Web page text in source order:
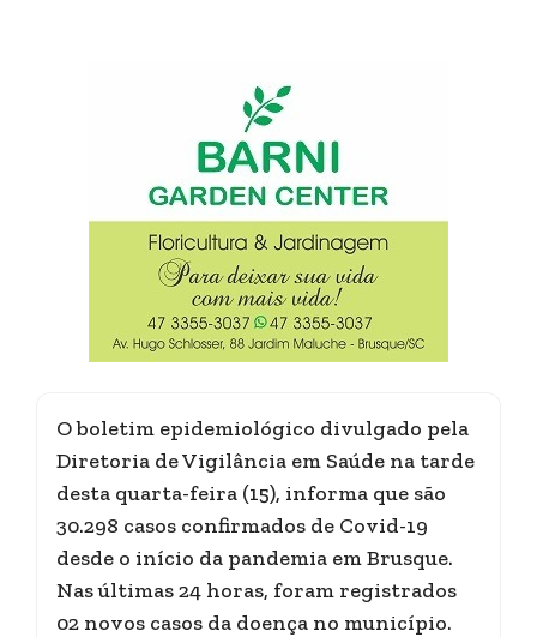
O boletim epidemiológico divulgado pela
Diretoria de Vigilância em Saúde na tarde
desta quarta-feira (15), informa que são
30.298 casos confirmados de Covid-19
desde o início da pandemia em Brusque.
Nas últimas 24 horas, foram registrados
02 novos casos da doença no município.